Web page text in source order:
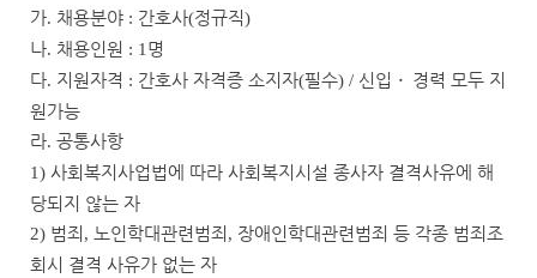
가. 채용분야 : 간호사(정규직)
나. 채용인원 : 1 명
다. 지원자격 : 간호사 자격증 소지자(필수) / 신입 ㆍ 경력 모두 지
원가능
라. 공통사항
1) 사회복지사업법에 따라 사회복지시설 종사자 결격사유에 해
당되지 않는 자
2) 범죄 , 노인학대관련범죄 , 장애인학대관련범죄 등 각종 범죄조
회시 결격 사유가 없는 자